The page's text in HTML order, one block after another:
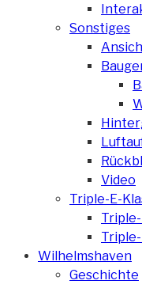
Sonstiges
Video
Triple-E-
Triple-
Triple-
Wilhelmshaven
Geschichte